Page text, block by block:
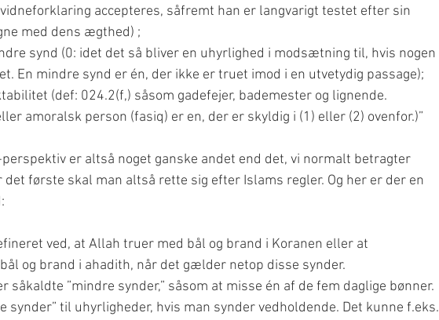
accepteres, såfremt han er langvarigt testet efter sin
med dens ægthed) ;
synd (0: idet det så bliver en uhyrlighed i modsætning til, hvis nogen
En mindre synd er én, der ikke er truet imod i en utvetydig passage);
(def: 024.2(f,) såsom gadefejer, bademester og lignende.
amoralsk person (fasiq) er en, der er skyldig i (1) eller (2) ovenfor.)”
er altså noget ganske andet end det, vi normalt betragter
første skal man altså rette sig efter Islams regler. Og her er der en
ved, at Allah truer med bål og brand i Koranen eller at
og brand i ahadith, når det gælder netop disse synder.
såkaldte ”mindre synder,” såsom at misse én af de fem daglige bønner.
synder” til uhyrligheder, hvis man synder vedholdende. Det kunne f.eks.